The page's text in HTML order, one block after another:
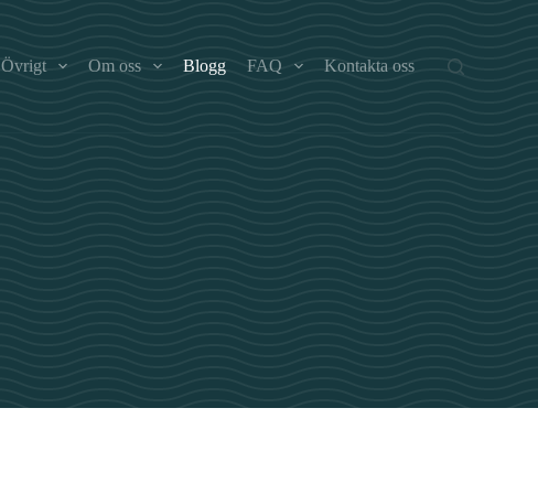
Övrigt Om oss Blogg FAQ Kontakta oss